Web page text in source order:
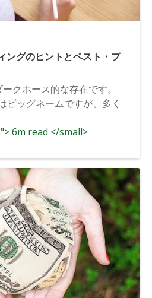
グのヒントとベスト・プ
クホース的な存在です。
ビッグネームですが、多く
6m read </small>